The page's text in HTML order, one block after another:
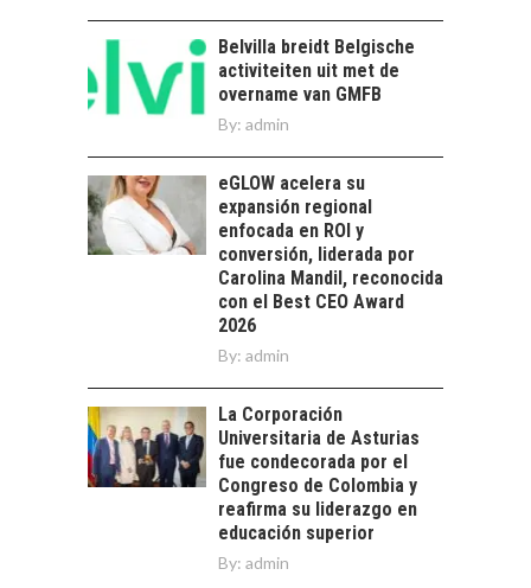
el reto ineludible de…
CHILE COMO HUB
TECNOLÓGICO DE
AMÉRICA LATINA:
AVANCES Y DESAFÍOS
Chile como hub
tecnológico de
América Latina:
avances y desafíos…
LA
TRANSFORMACIÓN
DE LOS RECURSOS
HUMANOS EN LAS
EMPRESAS
CHILENAS
estratégica de los
recursos humanos en
las empresas…
FINANCIAMIENTO
PARA PYMES EN
CHILE:
ALTERNATIVAS MÁS
ALLÁ DEL CRÉDITO
BANCARIO
Belvilla breidt Belgische
activiteiten uit met de
overname van GMFB
By: admin
eGLOW acelera su
expansión regional
enfocada en ROI y
conversión, liderada por
Carolina Mandil, reconocida
con el Best CEO Award
2026
By: admin
La Corporación
Universitaria de Asturias
fue condecorada por el
Congreso de Colombia y
reafirma su liderazgo en
educación superior
By: admin